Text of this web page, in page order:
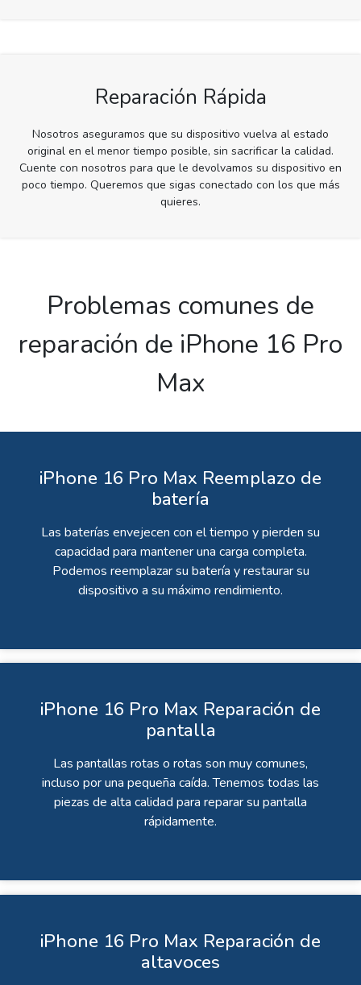
Reparación Rápida
Nosotros aseguramos que su dispositivo vuelva al estado
original en el menor tiempo posible, sin sacrificar la calidad.
Cuente con nosotros para que le devolvamos su dispositivo en
poco tiempo. Queremos que sigas conectado con los que más
quieres.
Problemas comunes de
reparación de iPhone 16 Pro
Max
iPhone 16 Pro Max Reemplazo de
batería
Las baterías envejecen con el tiempo y pierden su
capacidad para mantener una carga completa.
Podemos reemplazar su batería y restaurar su
dispositivo a su máximo rendimiento.
iPhone 16 Pro Max Reparación de
pantalla
Las pantallas rotas o rotas son muy comunes,
incluso por una pequeña caída. Tenemos todas las
piezas de alta calidad para reparar su pantalla
rápidamente.
iPhone 16 Pro Max Reparación de
altavoces